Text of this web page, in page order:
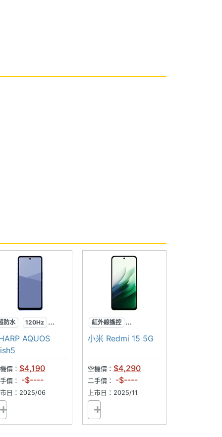
防水
120Hz
全警報 AQUOS
價： $4,190
價： -$----
市日：2025/06
紅外線遙控
可插記憶卡
小米 Redmi 15 5G
空機價： $4,290
二手價： -$----
上市日：2025/11